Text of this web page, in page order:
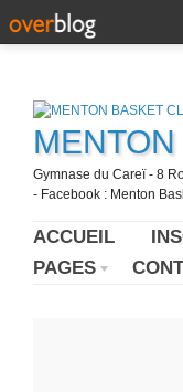
Gymnase du Careï - 8
- Facebook : Menton
ACCUEIL
PAGES